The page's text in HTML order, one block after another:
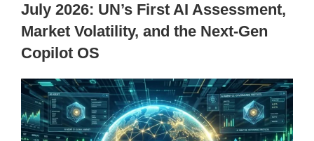
July 2026: UN’s First AI Assessment,
Market Volatility, and the Next-Gen
Copilot OS